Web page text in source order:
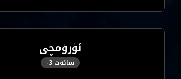
ئۈرۈمچى
-3 سائەت